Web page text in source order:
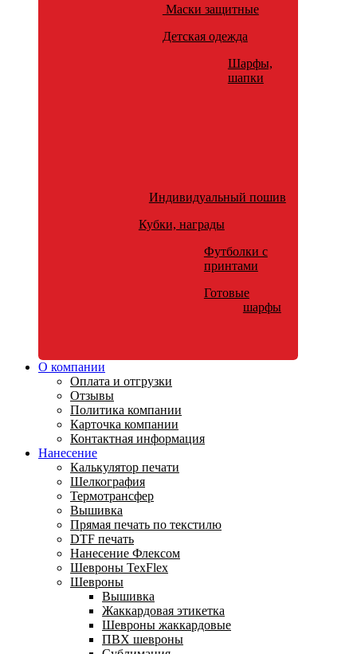
Маски защитные
Детская одежда
Шарфы,
шапки
Индивидуальный пошив
Кубки, награды
Футболки с
принтами
Готовые
шарфы
О компании
Оплата и отгрузки
Отзывы
Политика компании
Карточка компании
Контактная информация
Нанесение
Калькулятор печати
Шелкография
Термотрансфер
Вышивка
Прямая печать по текстилю
DTF печать
Нанесение Флексом
Шевроны TexFlex
Шевроны
Вышивка
Жаккардовая этикетка
Шевроны жаккардовые
ПВХ шевроны